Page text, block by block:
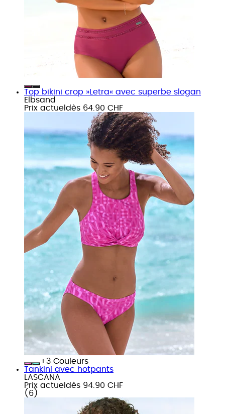
Top bikini crop »Letra« avec superbe slogan
Elbsand
Prix actuel dès 64.90 CHF
+
Couleurs
Tankini avec hotpants
LASCANA
Prix actuel dès 94.90 CHF
( 6 )